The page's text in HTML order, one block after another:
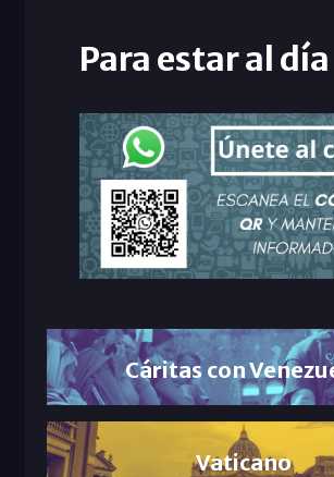
Para estar al día
Cáritas con
Vaticano